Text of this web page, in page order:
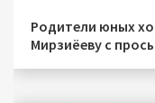
Родители юных
Мирзиёеву с